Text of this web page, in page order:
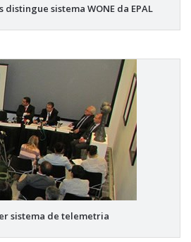
sistema WONE da EPAL
sistema de telemetria